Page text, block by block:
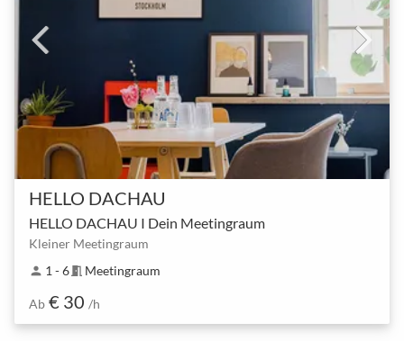
HELLO DACHAU
HELLO DACHAU I Dein Meetingraum
Kleiner Meetingraum
person 1 - 6meeting_room Meetingraum
Ab € 30 /h